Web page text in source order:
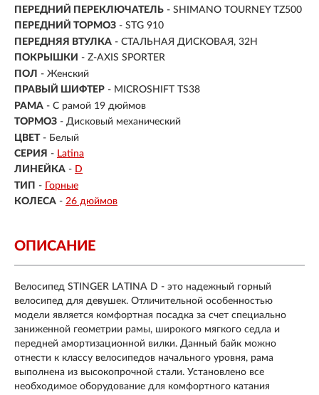
ПЕРЕДНИЙ ПЕРЕКЛЮЧАТЕЛЬ - SHIMANO TOURNEY TZ500
ПЕРЕДНИЙ ТОРМОЗ - STG 910
ПЕРЕДНЯЯ ВТУЛКА - СТАЛЬНАЯ ДИСКОВАЯ, 32H
ПОКРЫШКИ - Z-AXIS SPORTER
ПОЛ - Женский
ПРАВЫЙ ШИФТЕР - MICROSHIFT TS38
РАМА - С рамой 19 дюймов
ТОРМОЗ - Дисковый механический
ЦВЕТ - Белый
СЕРИЯ - Latina
ЛИНЕЙКА - D
ТИП - Горные
КОЛЕСА - 26 дюймов
ОПИСАНИЕ
Велосипед STINGER LATINA D - это надежный горный
велосипед для девушек. Отличительной особенностью
модели является комфортная посадка за счет специально
заниженной геометрии рамы, широкого мягкого седла и
передней амортизационной вилки. Данный байк можно
отнести к классу велосипедов начального уровня, рама
выполнена из высокопрочной стали. Установлено все
необходимое оборудование для комфортного катания